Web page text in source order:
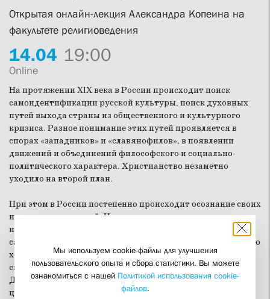
Открытая онлайн-лекция Александра Копеина на
факультете религиоведения
14.04 19:00
Online
На протяжении XIX века в России происходит поиск
самоидентификации русской культуры, поиск духовных
путей выхода страны из общественного и культурного
кризиса. Разное понимание этих путей проявляется в
спорах «западников» и «славянофилов», в появлении
движений и объединений философского и социально-
политического характера. Христианство незаметно
уходило на второй план.
При этом в России постепенно происходит осознание своих
исторических корней. Искусство начинает прорастать
национальным сознанием. Оно обретает новую роль —
само становится своего рода культом. Национальную идею
хотели привнести и в Церковь, сделать понятным народу
смысл Православия как именно русской, народной веры.
Древнюю историю и культуру Руси пытались соединить с
церковным настоящим, создавать произведения
Мы используем cookie-файлы для улучшения
пользовательского опыта и сбора статистики. Вы можете
ознакомиться с нашей Политикой использования cookie-
файлов.